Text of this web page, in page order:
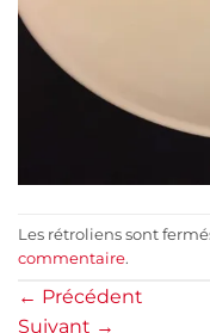
Les rétroliens sont
commentaire.
← Précédent
Suivant →